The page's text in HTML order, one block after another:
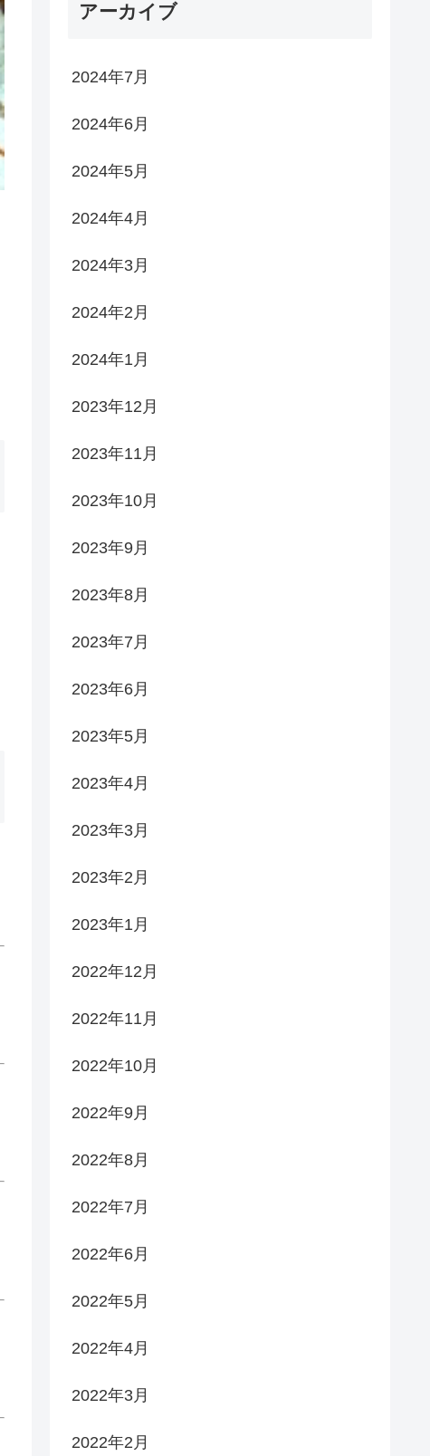
アーカイブ
2024年7月
2024年6月
2024年5月
2024年4月
2024年3月
2024年2月
2024年1月
2023年12月
2023年11月
2023年10月
2023年9月
2023年8月
2023年7月
2023年6月
2023年5月
2023年4月
2023年3月
2023年2月
2023年1月
2022年12月
2022年11月
2022年10月
2022年9月
2022年8月
2022年7月
2022年6月
2022年5月
2022年4月
2022年3月
2022年2月